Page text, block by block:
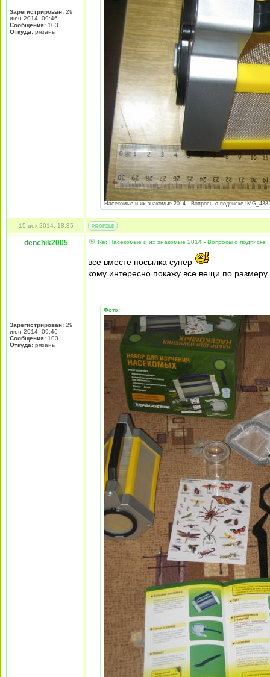
Зарегистрирован: 29
июн 2014, 09:46
Сообщения: 103
Откуда: рязань
Насекомые и их знакомые 2014 - Вопросы о подписке
15 дек 2014, 18:35
denchik2005
Зарегистрирован: 29
июн 2014, 09:46
Сообщения: 103
Откуда: рязань
Re: Насекомые и их знакомые 2014 - Вопросы о подписке
все вместе посылка супер
кому интересно покажу все вещи по размеру
Фото: